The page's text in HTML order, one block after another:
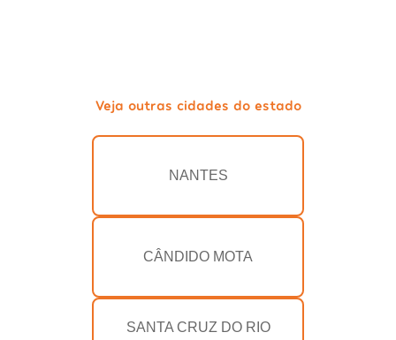
Veja outras cidades do estado
NANTES
CÂNDIDO MOTA
SANTA CRUZ DO RIO